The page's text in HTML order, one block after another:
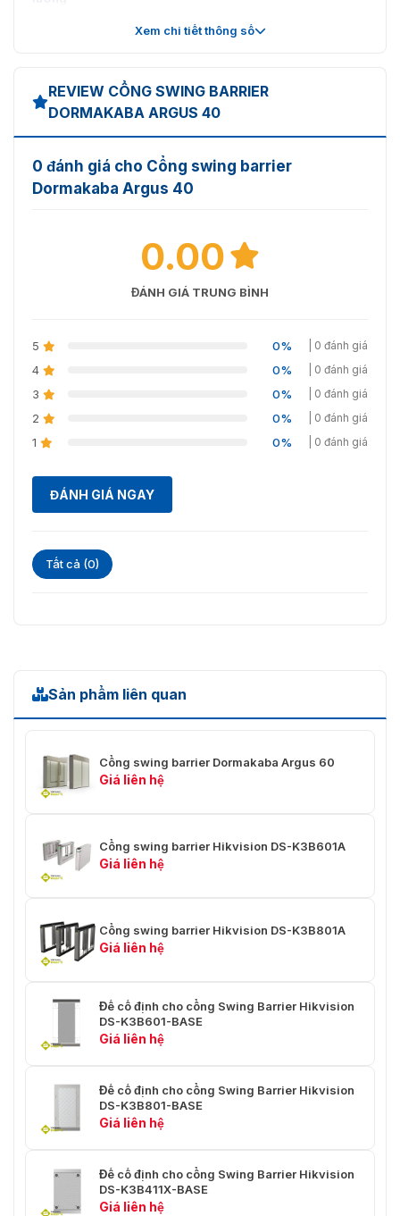
Cổng Swing Barrier Dormakaba Argus 40 hiện đại – đẹp mắt
Liên hệ với chúng tôi qua hotline: 0936611372 để được
tư vấn cụ thể và báo giá cho sản phẩm.
trong nhà
Xem chi tiết thông số
REVIEW CỔNG SWING BARRIER
DORMAKABA ARGUS 40
0 đánh giá cho Cổng swing barrier
Dormakaba Argus 40
0.00
ĐÁNH GIÁ TRUNG BÌNH
5 0% | 0 đánh giá
4 0% | 0 đánh giá
3 0% | 0 đánh giá
2 0% | 0 đánh giá
1 0% | 0 đánh giá
ĐÁNH GIÁ NGAY
Tất cả (0)
Sản phẩm liên quan
Cổng swing barrier Dormakaba Argus 60
Giá liên hệ
Cổng swing barrier Hikvision DS-K3B601A
Giá liên hệ
Cổng swing barrier Hikvision DS-K3B801A
Giá liên hệ
Đế cố định cho cổng Swing Barrier Hikvision
DS-K3B601-BASE
Giá liên hệ
Đế cố định cho cổng Swing Barrier Hikvision
DS-K3B801-BASE
Giá liên hệ
Đế cố định cho cổng Swing Barrier Hikvision
DS-K3B411X-BASE
Giá liên hệ